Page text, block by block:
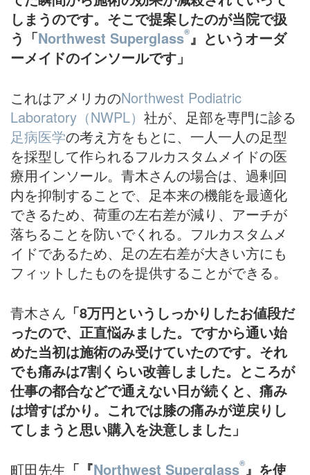
しまうのです。そこで提案したのが当院で扱
う「Northwest Superglass®』というオーダ
ーメイドのインソールです」
これはアメリカのNorthwest Podiatric
Laboratory（NWPL） 社が、足部を専門に診る
足病医学の考え方をもとに、一人一人の足型
を採型して作られるフルカスタムメイドの医
療用インソール。青木さんの場合は、過剰回
内を抑制することで、足本来の機能を最適化
できるため、荷重の左右差が減り、アーチが
落ちることを防いでくれる。フルカスタムメ
イドであるため、足の左右差が大きい方にも
フィットしたものを提供することができる。
青木さん 「8万円というしっかりしたお値段だ
ったので、正直悩みました。ですから通い始
めた当初は施術のみ受けていたのです。それ
でも痛みは7割くらい改善しました。ところが
仕事の都合などで通えない日が続くと、痛み
は増すばかり。これでは膝の痛みが逆戻りし
てしまうと思い購入を決意しました」
町田先生 「『Northwest Superglass®』を使